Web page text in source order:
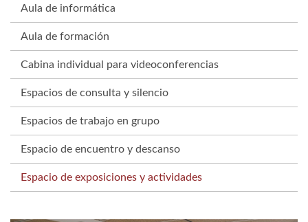
Aula de informática
Aula de formación
Cabina individual para videoconferencias
Espacios de consulta y silencio
Espacios de trabajo en grupo
Espacio de encuentro y descanso
Espacio de exposiciones y actividades